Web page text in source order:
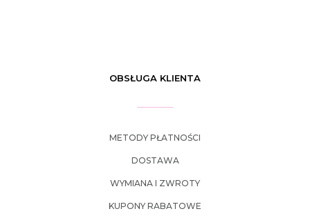
OBSŁUGA KLIENTA
METODY PŁATNOŚCI
DOSTAWA
WYMIANA I ZWROTY
KUPONY RABATOWE